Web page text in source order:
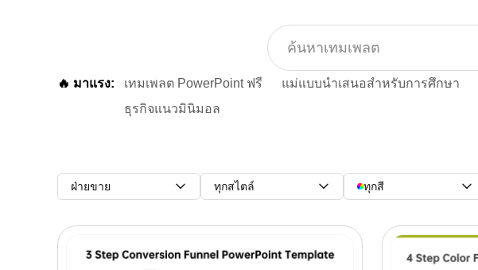
🔥 มาแรง: เทมเพลต PowerPoint ฟรี แม่แบบนำเสนอสำหรับการศึกษา
ธุรกิจแนวมินิมอล
ฝ่ายขาย ทุกสไตล์ ทุกสี